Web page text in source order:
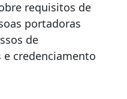
requisitos de
portadoras
de
e credenciamento